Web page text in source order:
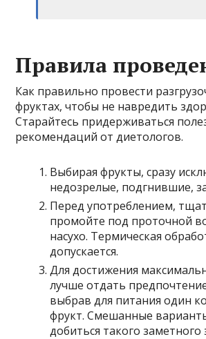
Правила
Как правильно провести
фруктах, чтобы не навредить
Старайтесь придерживаться
рекомендаций от диетологов.
Выбирая фрукты, сразу
недозрелые, подгнившие,
Перед употреблением,
промойте под проточной
насухо. Термическая
допускается.
Для достижения
лучше отдать
выбрав для питания один
фрукт. Смешанные
добиться такого заметного